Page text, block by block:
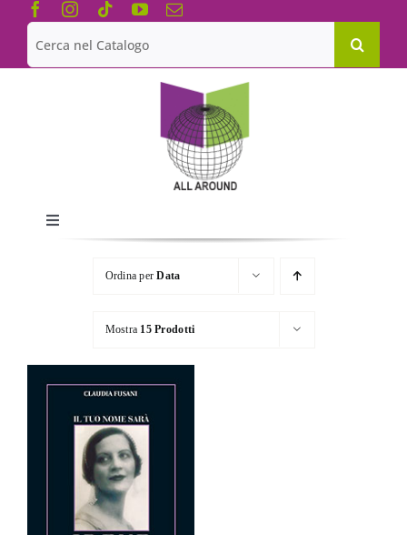
Salta
contenuto
Cerca
per:
Toggle
Navigation
Chi siamo
Le Collane
Catalogo
Ordina perData
Mostra 15 Prodotti